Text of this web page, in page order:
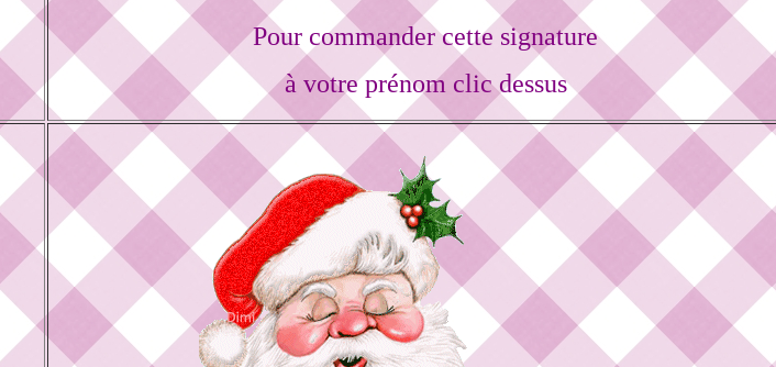
Pour commander cette signature
à votre prénom clic dessus